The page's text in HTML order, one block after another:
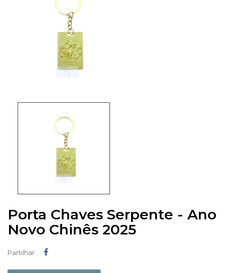
Porta Chaves Serpente - Ano
Novo Chinês 2025
Partilhar